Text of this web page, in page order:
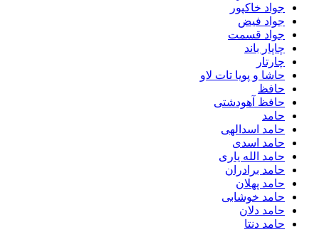
جواد خاکپور
جواد فیض
جواد قسمت
چاپار باند
چارتار
حاشا و پویا تات لاو
حافظ
حافظ آهودشتی
حامد
حامد اسدالهی
حامد اسدی
حامد الله یاری
حامد برادران
حامد پهلان
حامد خوشابی
حامد دلان
حامد دنتا